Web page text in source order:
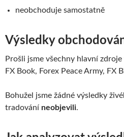
neobchoduje samostatně
Výsledky
Prošli jsme všechny hlavní
FX Book, Forex Peace Army, FX
Bohužel jsme žádné výsledky
tradování neobjevili.